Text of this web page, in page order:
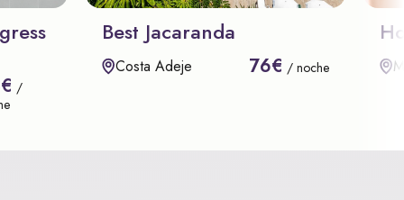
/
Best Jacaranda
Costa Adeje 76€ / noche